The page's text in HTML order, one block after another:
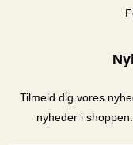
Tilmeld dig vores
nyheder i